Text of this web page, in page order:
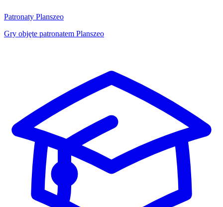
Patronaty Planszeo
Gry objęte patronatem Planszeo